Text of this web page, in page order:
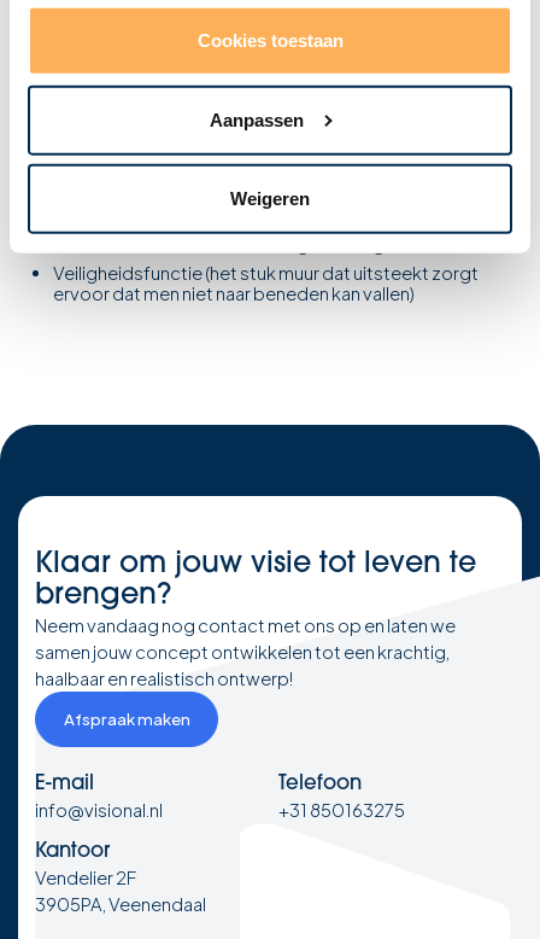
Cookies toestaan
Aanpassen
Weigeren
Wat is bekisting?
Wat is een balklaag?
Wat is borstwering?
Een borstwering is het deel van de buitenmuur dat boven de dak-
Veiligheidsfunctie (het stuk muur dat uitsteekt zorgt
ervoor dat men niet naar beneden kan vallen)
Klaar om jouw visie tot leven te
brengen?
Neem vandaag nog contact met ons op en laten we
samen jouw concept ontwikkelen tot een krachtig,
haalbaar en realistisch ontwerp!
Afspraak maken
E-mail
info@visional.nl
Telefoon
+31 850163275
Kantoor
Vendelier 2F
3905PA, Veenendaal